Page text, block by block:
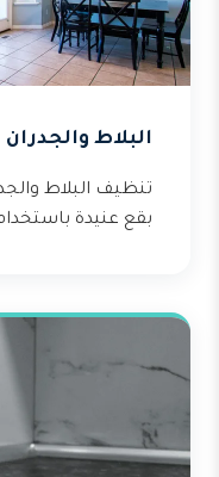
البلاط والجدران
تنظيف البلاط
بقع عنيدة